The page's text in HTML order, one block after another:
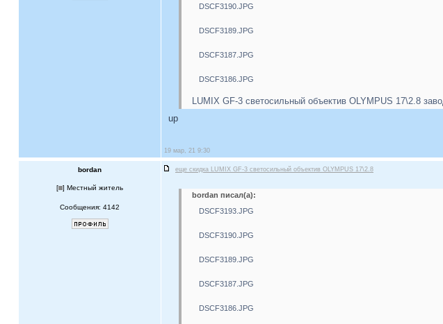
DSCF3190.JPG
DSCF3189.JPG
DSCF3187.JPG
DSCF3186.JPG
LUMIX GF-3 светосильный объектив OLYMPUS 17\2.8
up
19 мар, 21 9:30
bordan еще скидка LUMIX GF-3 светосильный объектив OLYMPUS 17\2.8
[ ] Местный житель
Сообщения: 4142
bordan писал(а):
DSCF3193.JPG
DSCF3190.JPG
DSCF3189.JPG
DSCF3187.JPG
DSCF3186.JPG